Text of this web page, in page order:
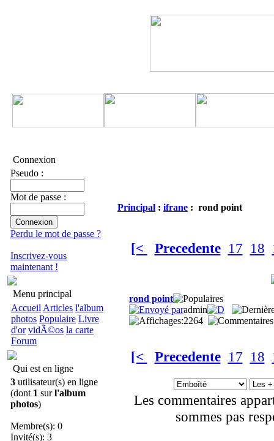
Connexion
Pseudo :
Mot de passe :
Perdu le mot de passe ?
Inscrivez-vous
maintenant !
Menu principal
Accueil Articles l'album
photos Populaire Livre
d'or vidÃ©os la carte
Forum
Qui est en ligne
3 utilisateur(s) en ligne
(dont 1 surl'album
photos)
Membre(s): 0
Invité(s): 3
Principal : ifrane : rond point
[< Precedente 17 18
rond point
admin
2264
[< Precedente 17 18
Les commentaires
sommes pas